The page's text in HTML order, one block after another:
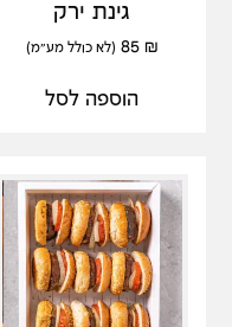
גינת ירק
85 ₪ (לא כולל מע"מ)
הוספה לסל